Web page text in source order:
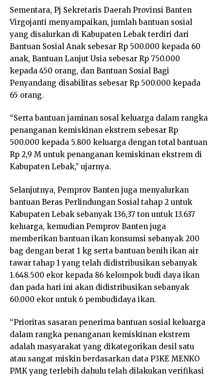
Sementara, Pj Sekretaris Daerah Provinsi Banten
Virgojanti menyampaikan, jumlah bantuan sosial
yang disalurkan di Kabupaten Lebak terdiri dari
Bantuan Sosial Anak sebesar Rp 500.000 kepada 60
anak, Bantuan Lanjut Usia sebesar Rp 750.000
kepada 450 orang, dan Bantuan Sosial Bagi
Penyandang disabilitas sebesar Rp 500.000 kepada
65 orang.
“Serta bantuan jaminan sosal keluarga dalam rangka
penanganan kemiskinan ekstrem sebesar Rp
500.000 kepada 5.800 keluarga dengan total bantuan
Rp 2,9 M untuk penanganan kemiskinan ekstrem di
Kabupaten Lebak,” ujarnya.
Selanjutnya, Pemprov Banten juga menyalurkan
bantuan Beras Perlindungan Sosial tahap 2 untuk
Kabupaten Lebak sebanyak 136,37 ton untuk 13.637
keluarga, kemudian Pemprov Banten juga
memberikan bantuan ikan konsumsi sebanyak 200
bag dengan berat 1 kg serta bantuan benih ikan air
tawar tahap 1 yang telah didistribusikan sebanyak
1.648.500 ekor kepada 86 kelompok budi daya ikan
dan pada hari ini akan didistribusikan sebanyak
60.000 ekor untuk 6 pembudidaya ikan.
“Prioritas sasaran penerima bantuan sosial keluarga
dalam rangka penanganan kemiskinan ekstrem
adalah masyarakat yang dikategorikan desil satu
atau sangat miskin berdasarkan data P3KE MENKO
PMK yang terlebih dahulu telah dilakukan verifikasi